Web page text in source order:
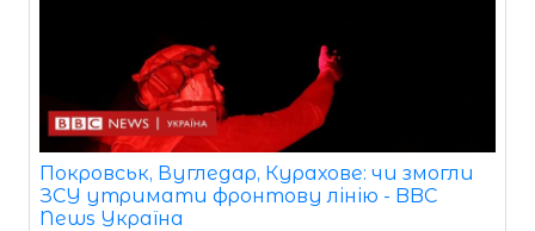
Покровськ, Вугледар, Курахове: чи змогли
ЗСУ утримати фронтову лінію - BBC
News Україна